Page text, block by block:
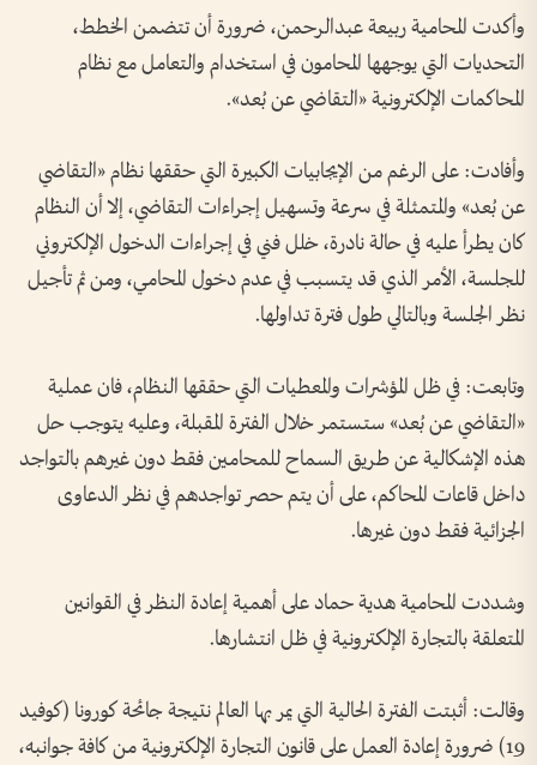
وأكدت المحامية ربيعة عبدالرحمن، ضرورة أن تتضمن الخطط،
التحديات التي يوجهها المحامون في استخدام والتعامل مع نظام
المحاكمات الإلكترونية «التقاضي عن بُعد».
وأفادت: على الرغم من الإيجابيات الكبيرة التي حققها نظام «التقاضي
عن بُعد» والمتمثلة في سرعة وتسهيل إجراءات التقاضي، إلا أن النظام
كان يطرأ عليه في حالة نادرة، خلل فني في إجراءات الدخول الإلكتروني
للجلسة، الأمر الذي قد يتسبب في عدم دخول المحامي، ومن ثم تأجيل
نظر الجلسة وبالتالي طول فترة تداولها.
وتابعت: في ظل المؤشرات والمعطيات التي حققها النظام، فان عملية
«التقاضي عن بُعد» ستستمر خلال الفترة المقبلة، وعليه يتوجب حل
هذه الإشكالية عن طريق السماح للمحامين فقط دون غيرهم بالتواجد
داخل قاعات المحاكم، على أن يتم حصر تواجدهم في نظر الدعاوى
الجزائية فقط دون غيرها.
وشددت المحامية هدية حماد على أهمية إعادة النظر في القوانين
المتعلقة بالتجارة الإلكترونية في ظل انتشارها.
وقالت: أثبتت الفترة الحالية التي يمر بها العالم نتيجة جائحة كورونا (كوفيد
19) ضرورة إعادة العمل على قانون التجارة الإلكترونية من كافة جوانبه،